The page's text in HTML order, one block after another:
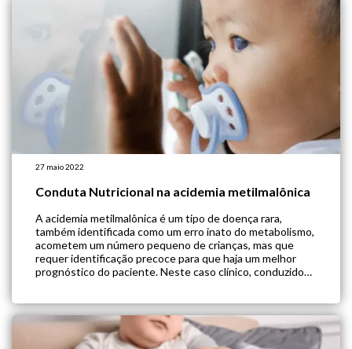
27 maio 2022
Conduta Nutricional na acidemia metilmalônica
A acidemia metilmalônica é um tipo de doença rara,
também identificada como um erro inato do metabolismo,
acometem um número pequeno de crianças, mas que
requer identificação precoce para que haja um melhor
prognóstico do paciente. Neste caso clínico, conduzido
acompanhamento […]